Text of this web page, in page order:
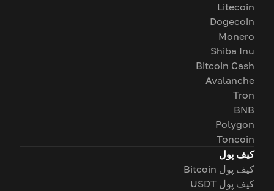
Litecoin
Dogecoin
Monero
Shiba Inu
Bitcoin Cash
Avalanche
Tron
BNB
Polygon
Toncoin
کیف پول
کیف پول Bitcoin
کیف پول USDT